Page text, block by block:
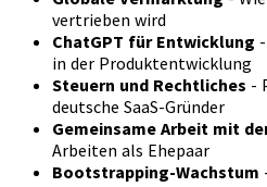
vertrieben wird
ChatGPT für Entwicklung
in der Produktentwicklung
Steuern und Rechtliches -
deutsche SaaS-Gründer
Gemeinsame Arbeit mit
Arbeiten als Ehepaar
Bootstrapping-Wachstum